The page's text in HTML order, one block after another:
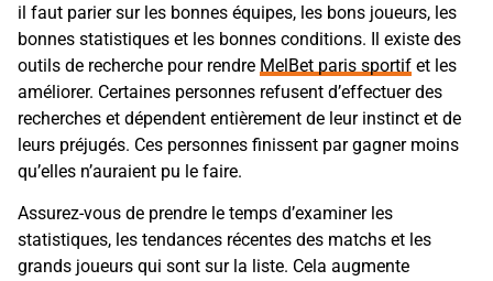
il faut parier sur les bonnes équipes, les bons joueurs, les
bonnes statistiques et les bonnes conditions. Il existe des
outils de recherche pour rendre MelBet paris sportif et les
améliorer. Certaines personnes refusent d’effectuer des
recherches et dépendent entièrement de leur instinct et de
leurs préjugés. Ces personnes finissent par gagner moins
qu’elles n’auraient pu le faire.
Assurez-vous de prendre le temps d’examiner les
statistiques, les tendances récentes des matchs et les
grands joueurs qui sont sur la liste. Cela augmente